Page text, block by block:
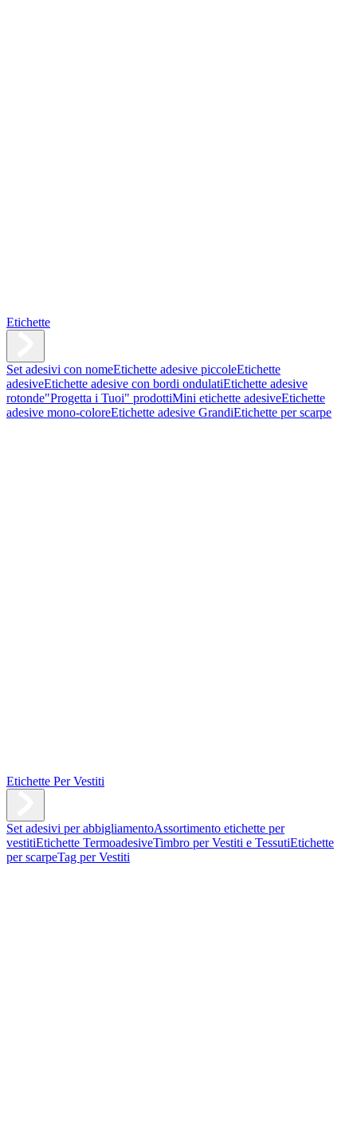
Etichette
Set adesivi con nomeEtichette adesive piccoleEtichette
adesiveEtichette adesive con bordi ondulatiEtichette adesive
rotonde"Progetta i Tuoi" prodottiMini etichette adesiveEtichette
adesive mono-coloreEtichette adesive GrandiEtichette per scarpe
Etichette Per Vestiti
Set adesivi per abbigliamentoAssortimento etichette per
vestitiEtichette TermoadesiveTimbro per Vestiti e TessutiEtichette
per scarpeTag per Vestiti